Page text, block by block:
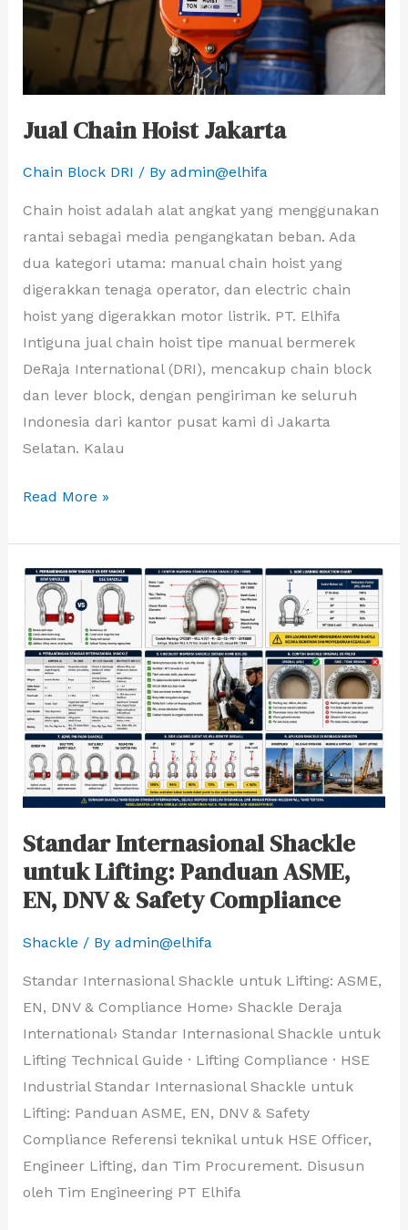
Jual Chain Hoist Jakarta
Chain Block DRI / By admin@elhifa
Chain hoist adalah alat angkat yang menggunakan
rantai sebagai media pengangkatan beban. Ada
dua kategori utama: manual chain hoist yang
digerakkan tenaga operator, dan electric chain
hoist yang digerakkan motor listrik. PT. Elhifa
Intiguna jual chain hoist tipe manual bermerek
DeRaja International (DRI), mencakup chain block
dan lever block, dengan pengiriman ke seluruh
Indonesia dari kantor pusat kami di Jakarta
Selatan. Kalau
Read More »
Standar Internasional Shackle
untuk Lifting: Panduan ASME,
EN, DNV & Safety Compliance
Shackle / By admin@elhifa
Standar Internasional Shackle untuk Lifting: ASME,
EN, DNV & Compliance Home› Shackle Deraja
International› Standar Internasional Shackle untuk
Lifting Technical Guide · Lifting Compliance · HSE
Industrial Standar Internasional Shackle untuk
Lifting: Panduan ASME, EN, DNV & Safety
Compliance Referensi teknikal untuk HSE Officer,
Engineer Lifting, dan Tim Procurement. Disusun
oleh Tim Engineering PT Elhifa
Standar
Internasional
Shackle
untuk
Lifting:
Panduan
ASME,
EN,
DNV
Safety
Compliance